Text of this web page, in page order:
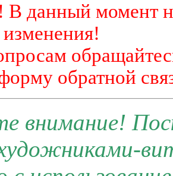
данный момент
обратной
внимание!